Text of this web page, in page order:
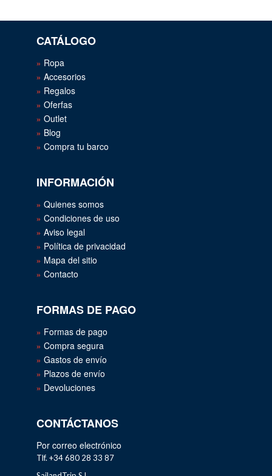
CATÁLOGO
Ropa
Accesorios
Regalos
Oferfas
Outlet
Blog
Compra tu barco
INFORMACIÓN
Quienes somos
Condiciones de uso
Aviso legal
Política de privacidad
Mapa del sitio
Contacto
FORMAS DE PAGO
Formas de pago
Compra segura
Gastos de envío
Plazos de envío
Devoluciones
CONTÁCTANOS
Por correo electrónico
Tlf. +34 680 28 33 87